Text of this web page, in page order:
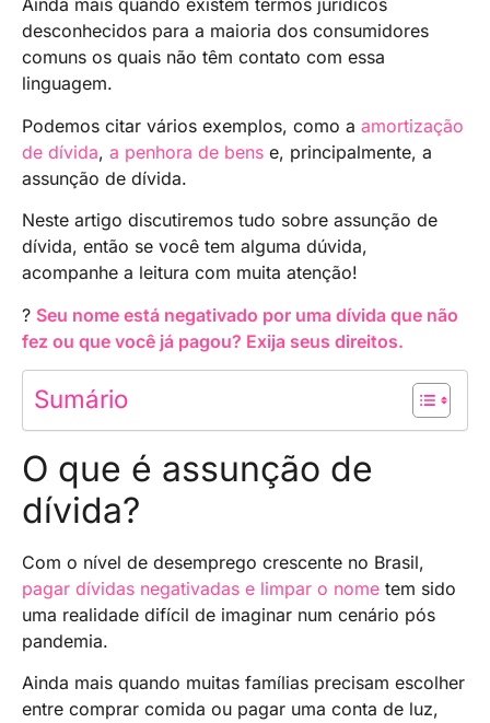
Ainda mais quando existem termos jurídicos
desconhecidos para a maioria dos consumidores
comuns os quais não têm contato com essa
linguagem.
Podemos citar vários exemplos, como a amortização
de dívida, a penhora de bens e, principalmente, a
assunção de dívida.
Neste artigo discutiremos tudo sobre assunção de
dívida, então se você tem alguma dúvida,
acompanhe a leitura com muita atenção!
? Seu nome está negativado por uma dívida que não
fez ou que você já pagou? Exija seus direitos.
Sumário
O que é assunção de
dívida?
Com o nível de desemprego crescente no Brasil,
pagar dívidas negativadas e limpar o nome tem sido
uma realidade difícil de imaginar num cenário pós
pandemia.
Ainda mais quando muitas famílias precisam escolher
entre comprar comida ou pagar uma conta de luz,